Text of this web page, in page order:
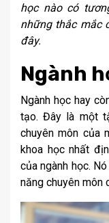
học nào có
những thắc mắc
đây.
Ngành
Ngành học hay
tạo. Đây là một
chuyên môn của
khoa học nhất
của ngành học.
năng chuyên môn